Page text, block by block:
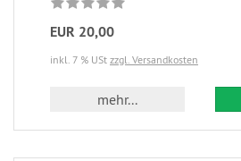
EUR 20,00
inkl. 7 % USt zzgl. Versandkosten
mehr...